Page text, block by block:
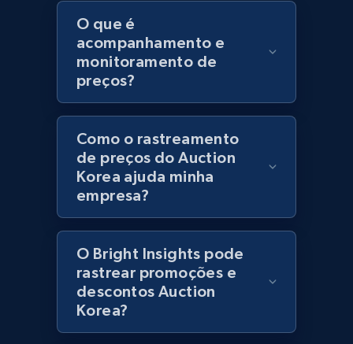
URL, Product id, Title, Product description,
Rating, Reviews count, Initial price, Discount,
Zara - Products
Category id, Product id, Product name, Price,
Currency, Colour code, Colour, Description, and
more.
1.2K+ 208+ Comece agora
O que é
acompanhamento e
monitoramento de
preços?
Como o rastreamento
de preços do Auction
Korea ajuda minha
empresa?
O Bright Insights pode
rastrear promoções e
descontos Auction
Korea?